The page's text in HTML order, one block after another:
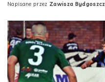
Posted
Napisane przez Zawisza Bydgoszcz